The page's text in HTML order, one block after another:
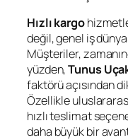
Hızlı kargo
değil, genel iş
Müşteriler,
yüzden,Tunus
faktörü açısından
Özellikle
hızlı teslimat
daha büyük bir